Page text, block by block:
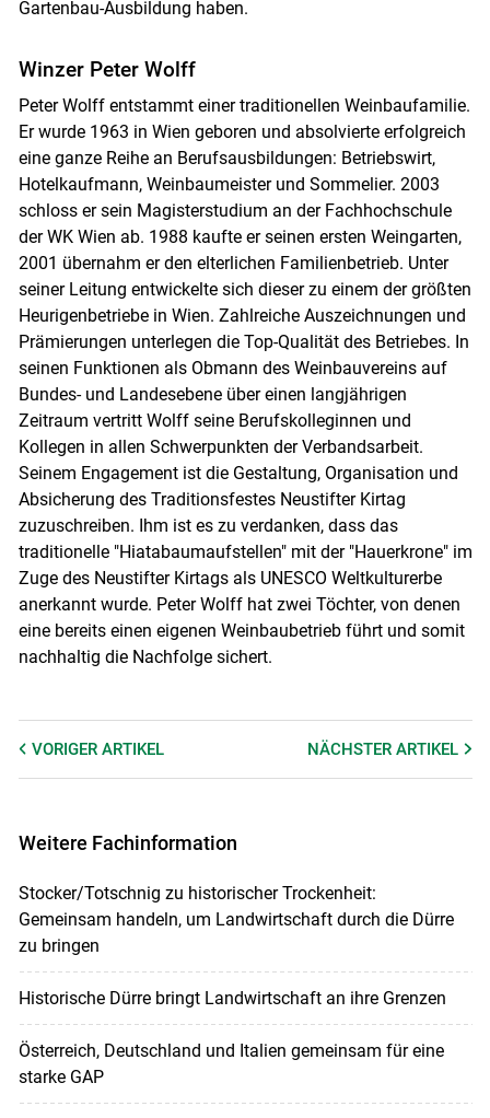
Gartenbau-Ausbildung haben.
Winzer Peter Wolff
Peter Wolff entstammt einer traditionellen Weinbaufamilie.
Er wurde 1963 in Wien geboren und absolvierte erfolgreich
eine ganze Reihe an Berufsausbildungen: Betriebswirt,
Hotelkaufmann, Weinbaumeister und Sommelier. 2003
schloss er sein Magisterstudium an der Fachhochschule
der WK Wien ab. 1988 kaufte er seinen ersten Weingarten,
2001 übernahm er den elterlichen Familienbetrieb. Unter
seiner Leitung entwickelte sich dieser zu einem der größten
Heurigenbetriebe in Wien. Zahlreiche Auszeichnungen und
Prämierungen unterlegen die Top-Qualität des Betriebes. In
seinen Funktionen als Obmann des Weinbauvereins auf
Bundes- und Landesebene über einen langjährigen
Zeitraum vertritt Wolff seine Berufskolleginnen und
Kollegen in allen Schwerpunkten der Verbandsarbeit.
Seinem Engagement ist die Gestaltung, Organisation und
Absicherung des Traditionsfestes Neustifter Kirtag
zuzuschreiben. Ihm ist es zu verdanken, dass das
traditionelle "Hiatabaumaufstellen" mit der "Hauerkrone" im
Zuge des Neustifter Kirtags als UNESCO Weltkulturerbe
anerkannt wurde. Peter Wolff hat zwei Töchter, von denen
eine bereits einen eigenen Weinbaubetrieb führt und somit
nachhaltig die Nachfolge sichert.
VORIGER ARTIKEL NÄCHSTERARTIKEL
Weitere Fachinformation
Stocker/Totschnig zu historischer Trockenheit:
Gemeinsam handeln, um Landwirtschaft durch die Dürre
zu bringen
Historische Dürre bringt Landwirtschaft an ihre Grenzen
Österreich, Deutschland und Italien gemeinsam für eine
starke GAP